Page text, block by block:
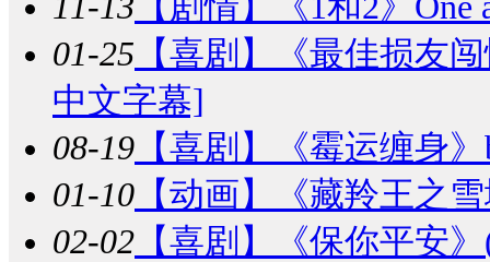
01-25 【喜剧】
《最佳损友
中文字幕]
08-19 【喜剧】
《霉运缠身
01-10 【动画】
《藏羚王之
02-02 【喜剧】 《保你平安